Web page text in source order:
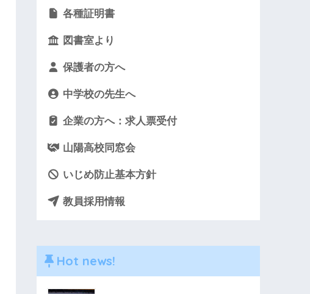
各種証明書
図書室より
保護者の方へ
中学校の先生へ
企業の方へ：求人票受付
山陽高校同窓会
いじめ防止基本方針
教員採用情報
Hot news!